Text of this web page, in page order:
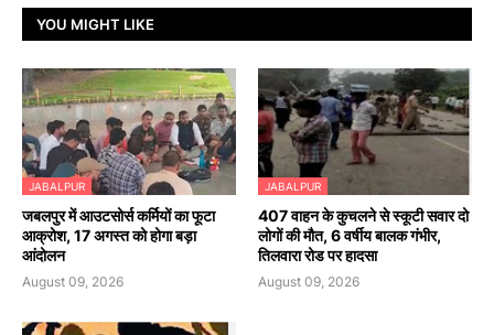
YOU MIGHT LIKE
JABALPUR
जबलपुर में आउटसोर्स कर्मियों का फूटा
आक्रोश, 17 अगस्त को होगा बड़ा
आंदोलन
August 09, 2026
JABALPUR
407 वाहन के कुचलने से स्कूटी सवार दो
लोगों की मौत, 6 वर्षीय बालक गंभीर,
तिलवारा रोड पर हादसा
August 09, 2026